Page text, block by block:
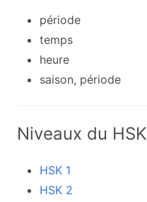
période
temps
heure
saison, période
Niveaux du HSK
HSK 1
HSK 2